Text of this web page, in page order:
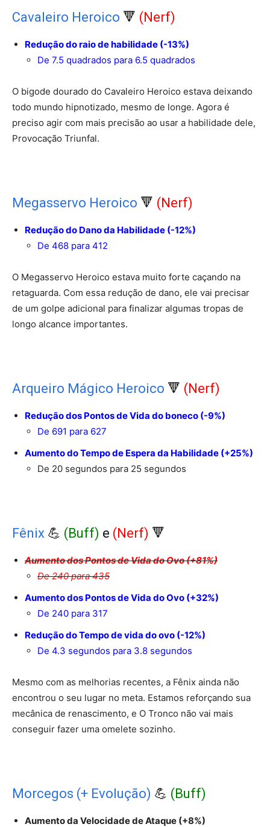
Cavaleiro Heroico 🔻 (Nerf)
Redução do raio de habilidade (-13%)
De 7.5 quadrados para 6.5 quadrados
O bigode dourado do Cavaleiro Heroico estava deixando
todo mundo hipnotizado, mesmo de longe. Agora é
preciso agir com mais precisão ao usar a habilidade dele,
Provocação Triunfal.
Megasservo Heroico 🔻 (Nerf)
Redução do Dano da Habilidade (-12%)
De 468 para 412
O Megasservo Heroico estava muito forte caçando na
retaguarda. Com essa redução de dano, ele vai precisar
de um golpe adicional para finalizar algumas tropas de
longo alcance importantes.
Arqueiro Mágico Heroico 🔻 (Nerf)
Redução dos Pontos de Vida do boneco (-9%)
De 691 para 627
Aumento do Tempo de Espera da Habilidade (+25%)
De 20 segundos para 25 segundos
Fênix 💪 (Buff) e (Nerf) 🔻
Aumento dos Pontos de Vida do Ovo (+81%)
De 240 para 435
Aumento dos Pontos de Vida do Ovo (+32%)
De 240 para 317
Redução do Tempo de vida do ovo (-12%)
De 4.3 segundos para 3.8 segundos
Mesmo com as melhorias recentes, a Fênix ainda não
encontrou o seu lugar no meta. Estamos reforçando sua
mecânica de renascimento, e O Tronco não vai mais
conseguir fazer uma omelete sozinho.
Morcegos (+ Evolução) 💪 (Buff)
Aumento da Velocidade de Ataque (+8%)